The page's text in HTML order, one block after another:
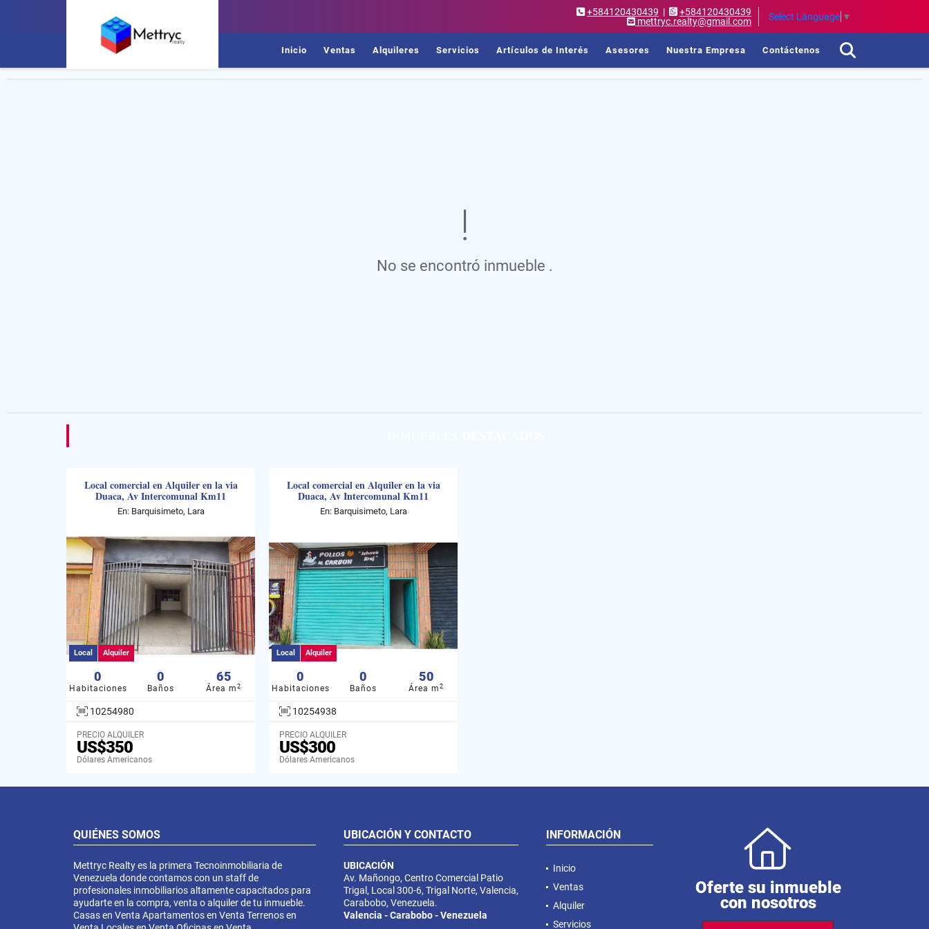
+584120430439 |
+584120430439
mettryc.realty@gmail.com
Select Language ▼
Inicio Ventas Alquileres Servicios Artículos de Interés Asesores Nuestra Empresa Contáctenos
No se encontró inmueble .
Local comercial en Alquiler en la via
Duaca, Av Intercomunal Km11
En: Barquisimeto, Lara
Local Alquiler
0
Habitaciones
0
Baños
65
Área m 2
10254980
PRECIO ALQUILER
US$350
Dólares Americanos
Local comercial en Alquiler en la via
Duaca, Av Intercomunal Km11
En: Barquisimeto, Lara
Local Alquiler
0
Habitaciones
0
Baños
50
Área m 2
10254938
PRECIO ALQUILER
US$300
Dólares Americanos
QUIÉNES SOMOS
Mettryc Realty es la primera Tecnoinmobiliaria de
Venezuela donde contamos con un staff de
profesionales inmobiliarios altamente capacitados para
ayudarte en la compra, venta o alquiler de tu inmueble.
Casas en Venta Apartamentos en Venta Terrenos en
UBICACIÓN Y CONTACTO
UBICACIÓN
Av. Mañongo, Centro Comercial Patio
Trigal, Local 300-6, Trigal Norte, Valencia,
Carabobo, Venezuela.
Valencia - Carabobo - Venezuela
INFORMACIÓN
Inicio
Ventas
Alquiler
Servicios
Oferte su inmueble
con nosotros